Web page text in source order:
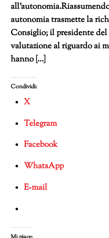
autonomia trasmette la
Consiglio; il presidente
valutazione al riguardo ai
hanno […]
Condividi:
X
Telegram
Facebook
WhatsApp
E-mail